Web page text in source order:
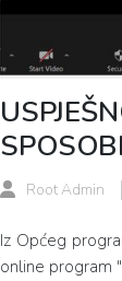
Root Admin
Iz Općeg
online program